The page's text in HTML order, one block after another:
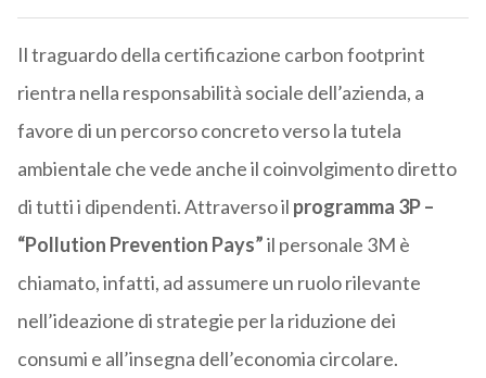
Il traguardo della certificazione carbon footprint
rientra nella responsabilità sociale dell’azienda, a
favore di un percorso concreto verso la tutela
ambientale che vede anche il coinvolgimento diretto
di tutti i dipendenti. Attraverso il programma 3P –
“Pollution Prevention Pays”il personale 3M è
chiamato, infatti, ad assumere un ruolo rilevante
nell’ideazione di strategie per la riduzione dei
consumi e all’insegna dell’economia circolare.